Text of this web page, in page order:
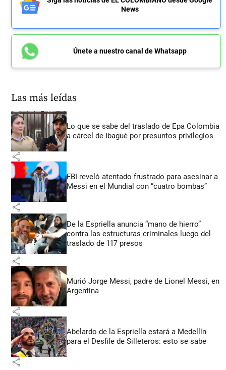
News
Únete a nuestro canal de Whatsapp
Las más leídas
Lo que se sabe del traslado de Epa Colombia
a cárcel de Ibagué por presuntos privilegios
share
FBI reveló atentado frustrado para asesinar a
Messi en el Mundial con “cuatro bombas”
share
De la Espriella anuncia “mano de hierro”
contra las estructuras criminales luego del
traslado de 117 presos
share
Murió Jorge Messi, padre de Lionel Messi, en
Argentina
share
Abelardo de la Espriella estará a Medellín
para el Desfile de Silleteros: esto se sabe
share